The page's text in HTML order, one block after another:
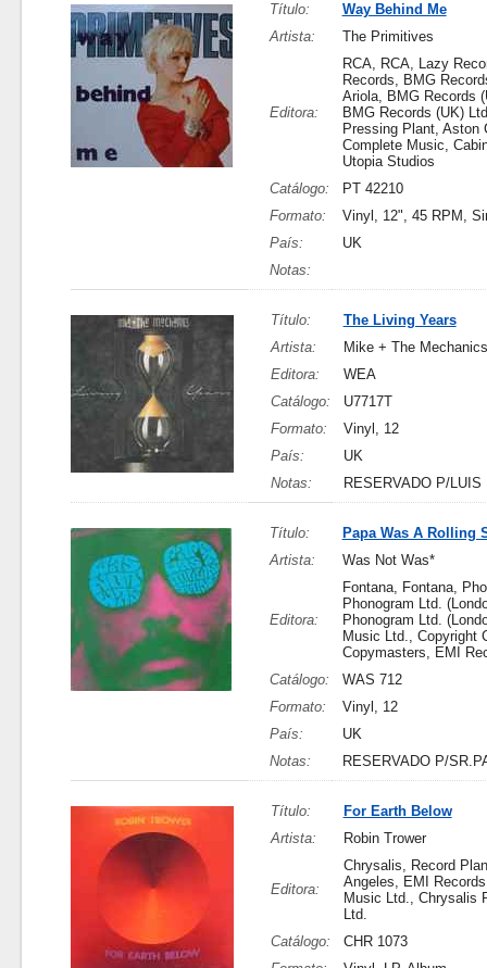
Título:
Way Behind Me
Artista:
The Primitives
Editora:
RCA, RCA, Lazy
Records, BMG
Ariola, BMG Records
BMG Records (UK)
Pressing Plant, Aston
Complete Music,
Utopia Studios
Catálogo:
PT 42210
Formato:
Vinyl, 12", 45 RPM,
País:
UK
Notas:
Título:
The Living Years
Artista:
Mike + The
Editora:
WEA
Catálogo:
U7717T
Formato:
Vinyl, 12
País:
UK
Notas:
RESERVADO P/LUIS
Título:
Papa Was A Rolling
Artista:
Was Not Was*
Editora:
Fontana, Fontana,
Phonogram Ltd.
Phonogram Ltd.
Music Ltd., Copyright
Copymasters, EMI
Catálogo:
WAS 712
Formato:
Vinyl, 12
País:
UK
Notas:
RESERVADO P/
Título:
For Earth Below
Artista:
Robin Trower
Editora:
Chrysalis, Record
Angeles, EMI
Music Ltd., Chrysalis
Ltd.
Catálogo:
CHR 1073